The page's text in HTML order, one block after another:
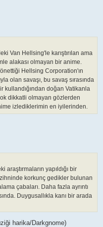
Van Hellsing'le karıştırılan ama
alakası olmayan bir anime.
Hellsing Corporation'ın
olan savaşı, bu savaş sırasında
kullandığından doğan Vatikanla
dikkatli olmayan gözlerden
izlediklerimin en iyilerinden.
yapıldığı bir
korkunç gedikler bulunan
çabaları. Daha fazla ayrıntı
Duygusallıkla kanı bir arada
harika/Darkgnome)